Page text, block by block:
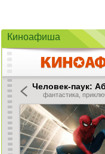
Киноафиша